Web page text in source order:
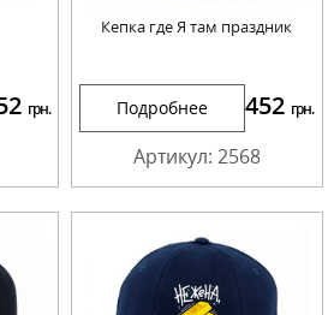
грн.
Кепка где Я там праздник
Подробнее 452 грн.
Артикул: 2568